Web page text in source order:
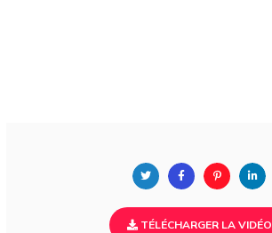
TÉLÉCHARGER LA VIDÉO